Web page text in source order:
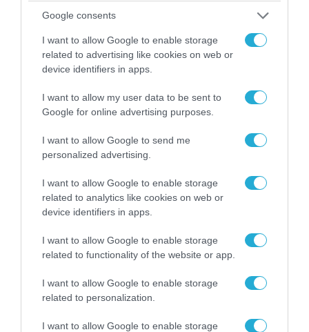
Google consents
I want to allow Google to enable storage
related to advertising like cookies on web or
device identifiers in apps.
I want to allow my user data to be sent to
Google for online advertising purposes.
I want to allow Google to send me
personalized advertising.
I want to allow Google to enable storage
related to analytics like cookies on web or
device identifiers in apps.
I want to allow Google to enable storage
related to functionality of the website or app.
I want to allow Google to enable storage
related to personalization.
I want to allow Google to enable storage
06.08.2026 | 14:02
«Επιχείρηση ελεύθερα πεζοδρόμια» στην
Αθήνα: Απομακρύνθηκαν παράνομα
αντικείμενα από κοινόχρηστους χώρους